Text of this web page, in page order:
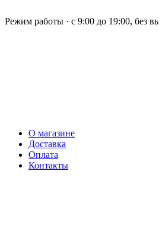
Режим работы · с 9:00 до 19:00, без
О магазине
Доставка
Оплата
Контакты